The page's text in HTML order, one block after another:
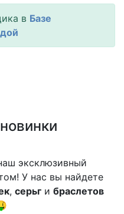
в Базе
эксклюзивный
У нас вы найдете
, серьг и браслетов